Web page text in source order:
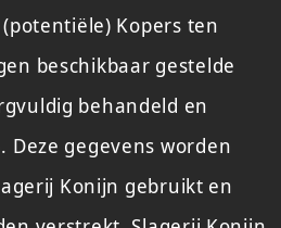
Kopers ten
beschikbaar gestelde
behandeld en
Deze gegevens worden
Konijn gebruikt en